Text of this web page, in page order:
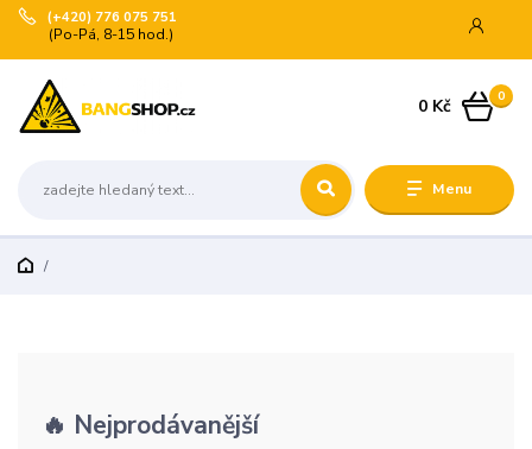
Menu
(+420) 776 075 751
(Po-Pá, 8-15 hod.)
0
0 Kč
🔥 Nejprodávanější